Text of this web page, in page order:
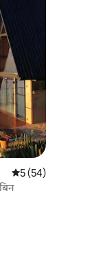
औसत रेटिंग 5 में से 5,
5 (54)